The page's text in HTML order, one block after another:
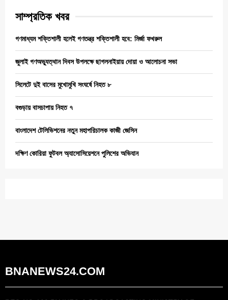
সাম্প্রতিক খবর
গণমাধ্যম শক্তিশালী হলেই গণতন্ত্র শক্তিশালী হবে: মির্জা ফখরুল
জুলাই গণঅভ্যুত্থান দিবস উপলক্ষে ছাগলনাইয়ায় দোয়া ও আলোচনা সভা
সিলেটে দুই বাসের মুখোমুখি সংঘর্ষে নিহত ৮
বগুড়ায় বাসচাপায় নিহত ৭
বাংলাদেশ টেলিভিশনের নতুন মহাপরিচালক কাজী জেসিন
দক্ষিণ কোরিয়া ফুটবল অ্যাসোসিয়েশনে পুলিশের অভিযান
BNANEWS24.COM